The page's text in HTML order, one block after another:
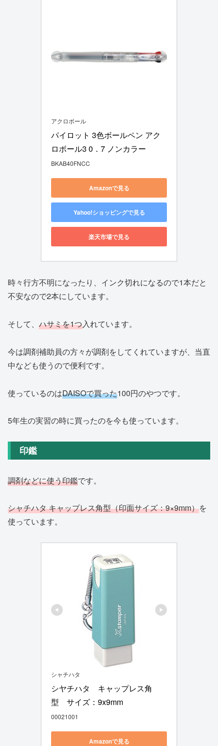
アクロボール
パイロット 3色ボールペン アク
ロボール3 0．7 ノンカラー
BKAB40FNCC
Amazonで見る
Yahoo!ショッピングで見る
楽天市場で見る
時々行方不明になったり、インク切れになるので1本だと
不安なので2本にしています。
そして、 ハサミを1つ入れています。
今は調剤補助員の方々が調剤をしてくれていますが、当直
中なども使うので便利です。
使っているのはDAISOで買った100円のやつです。
5年生の実習の時に買ったのを今も使っています。
印鑑
調剤などに使う印鑑です。
シャチハタ キャップレス角型（印面サイズ：9×9mm）を
使っています。
シャチハタ
シヤチハタ　キャップレス角
型　サイズ：9x9mm
00021001
Amazonで見る